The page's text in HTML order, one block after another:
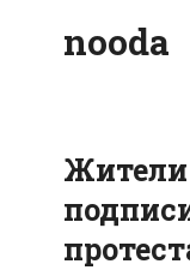
nooda